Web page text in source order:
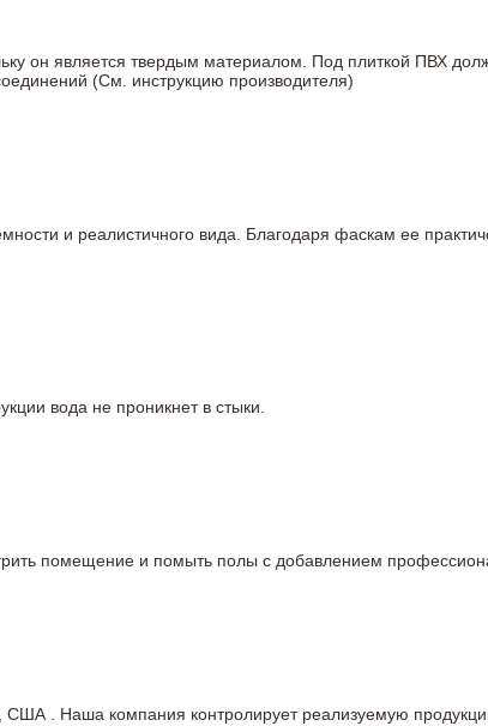
он является твердым материалом. Под плиткой ПВХ
(См. инструкцию производителя)
и реалистичного вида. Благодаря фаскам ее
вода не проникнет в стыки.
помещение и помыть полы с добавлением
. Наша компания контролирует реализуемую